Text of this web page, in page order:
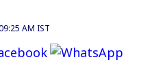
AM IST